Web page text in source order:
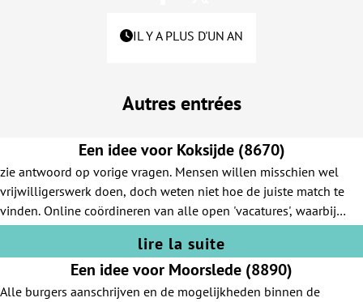
IL Y A PLUS D'UN AN
Autres entrées
Een idee voor Koksijde (8670)
zie antwoord op vorige vragen. Mensen willen misschien wel
vrijwilligerswerk doen, doch weten niet hoe de juiste match te
vinden. Online coördineren van alle open 'vacatures', waarbij
men de mogelijkheid geeft zich in te schrijven voor bepaalde
activiteiten, op een flexibele methode wat betreft engagement in
lire la suite
Een idee voor Moorslede (8890)
Alle burgers aanschrijven en de mogelijkheden binnen de